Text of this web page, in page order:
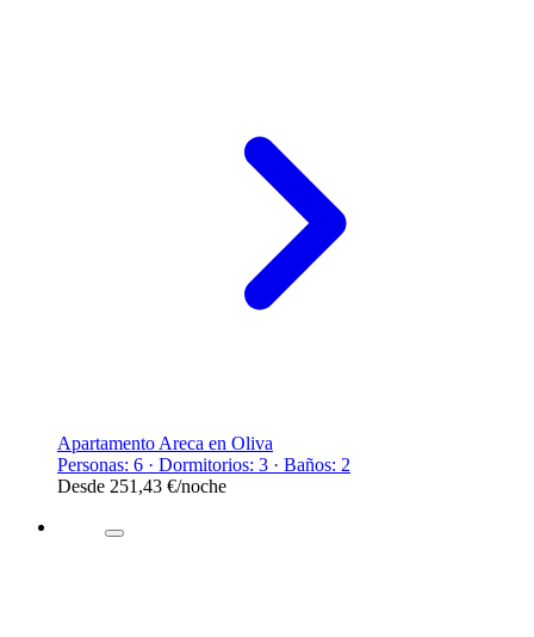
Apartamento Areca en Oliva
Personas: 6 · Dormitorios: 3 · Baños: 2
Desde 251,43 €/noche